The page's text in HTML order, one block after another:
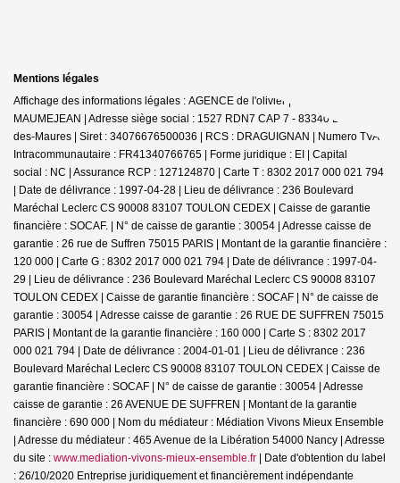
Mentions légales
Affichage des informations légales : AGENCE de l'olivier | Raison sociale : D
MAUMEJEAN | Adresse siège social : 1527 RDN7 CAP 7 - 83340 Le Cannet-
des-Maures | Siret : 34076676500036 | RCS : DRAGUIGNAN | Numero TVA
Intracommunautaire : FR41340766765 | Forme juridique : EI | Capital
social : NC | Assurance RCP : 127124870 | Carte T : 8302 2017 000 021 794
| Date de délivrance : 1997-04-28 | Lieu de délivrance : 236 Boulevard
Maréchal Leclerc CS 90008 83107 TOULON CEDEX | Caisse de garantie
financière : SOCAF. | N° de caisse de garantie : 30054 | Adresse caisse de
garantie : 26 rue de Suffren 75015 PARIS | Montant de la garantie financière :
120 000 | Carte G : 8302 2017 000 021 794 | Date de délivrance : 1997-04-
29 | Lieu de délivrance : 236 Boulevard Maréchal Leclerc CS 90008 83107
TOULON CEDEX | Caisse de garantie financière : SOCAF | N° de caisse de
garantie : 30054 | Adresse caisse de garantie : 26 RUE DE SUFFREN 75015
PARIS | Montant de la garantie financière : 160 000 | Carte S : 8302 2017
000 021 794 | Date de délivrance : 2004-01-01 | Lieu de délivrance : 236
Boulevard Maréchal Leclerc CS 90008 83107 TOULON CEDEX | Caisse de
garantie financière : SOCAF | N° de caisse de garantie : 30054 | Adresse
caisse de garantie : 26 AVENUE DE SUFFREN | Montant de la garantie
financière : 690 000 | Nom du médiateur : Médiation Vivons Mieux Ensemble
| Adresse du médiateur : 465 Avenue de la Libération 54000 Nancy | Adresse
du site : www.mediation-vivons-mieux-ensemble.fr | Date d'obtention du label
: 26/10/2020 Entreprise juridiquement et financièrement indépendante